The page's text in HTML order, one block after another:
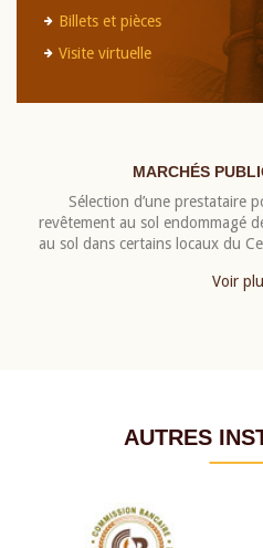
Billets et pièces
Visite virtuelle
MARCHÉS
Sélection d’une prestataire
revêtement au sol endommagé
au sol dans certains locaux du
Voir
AUTRES